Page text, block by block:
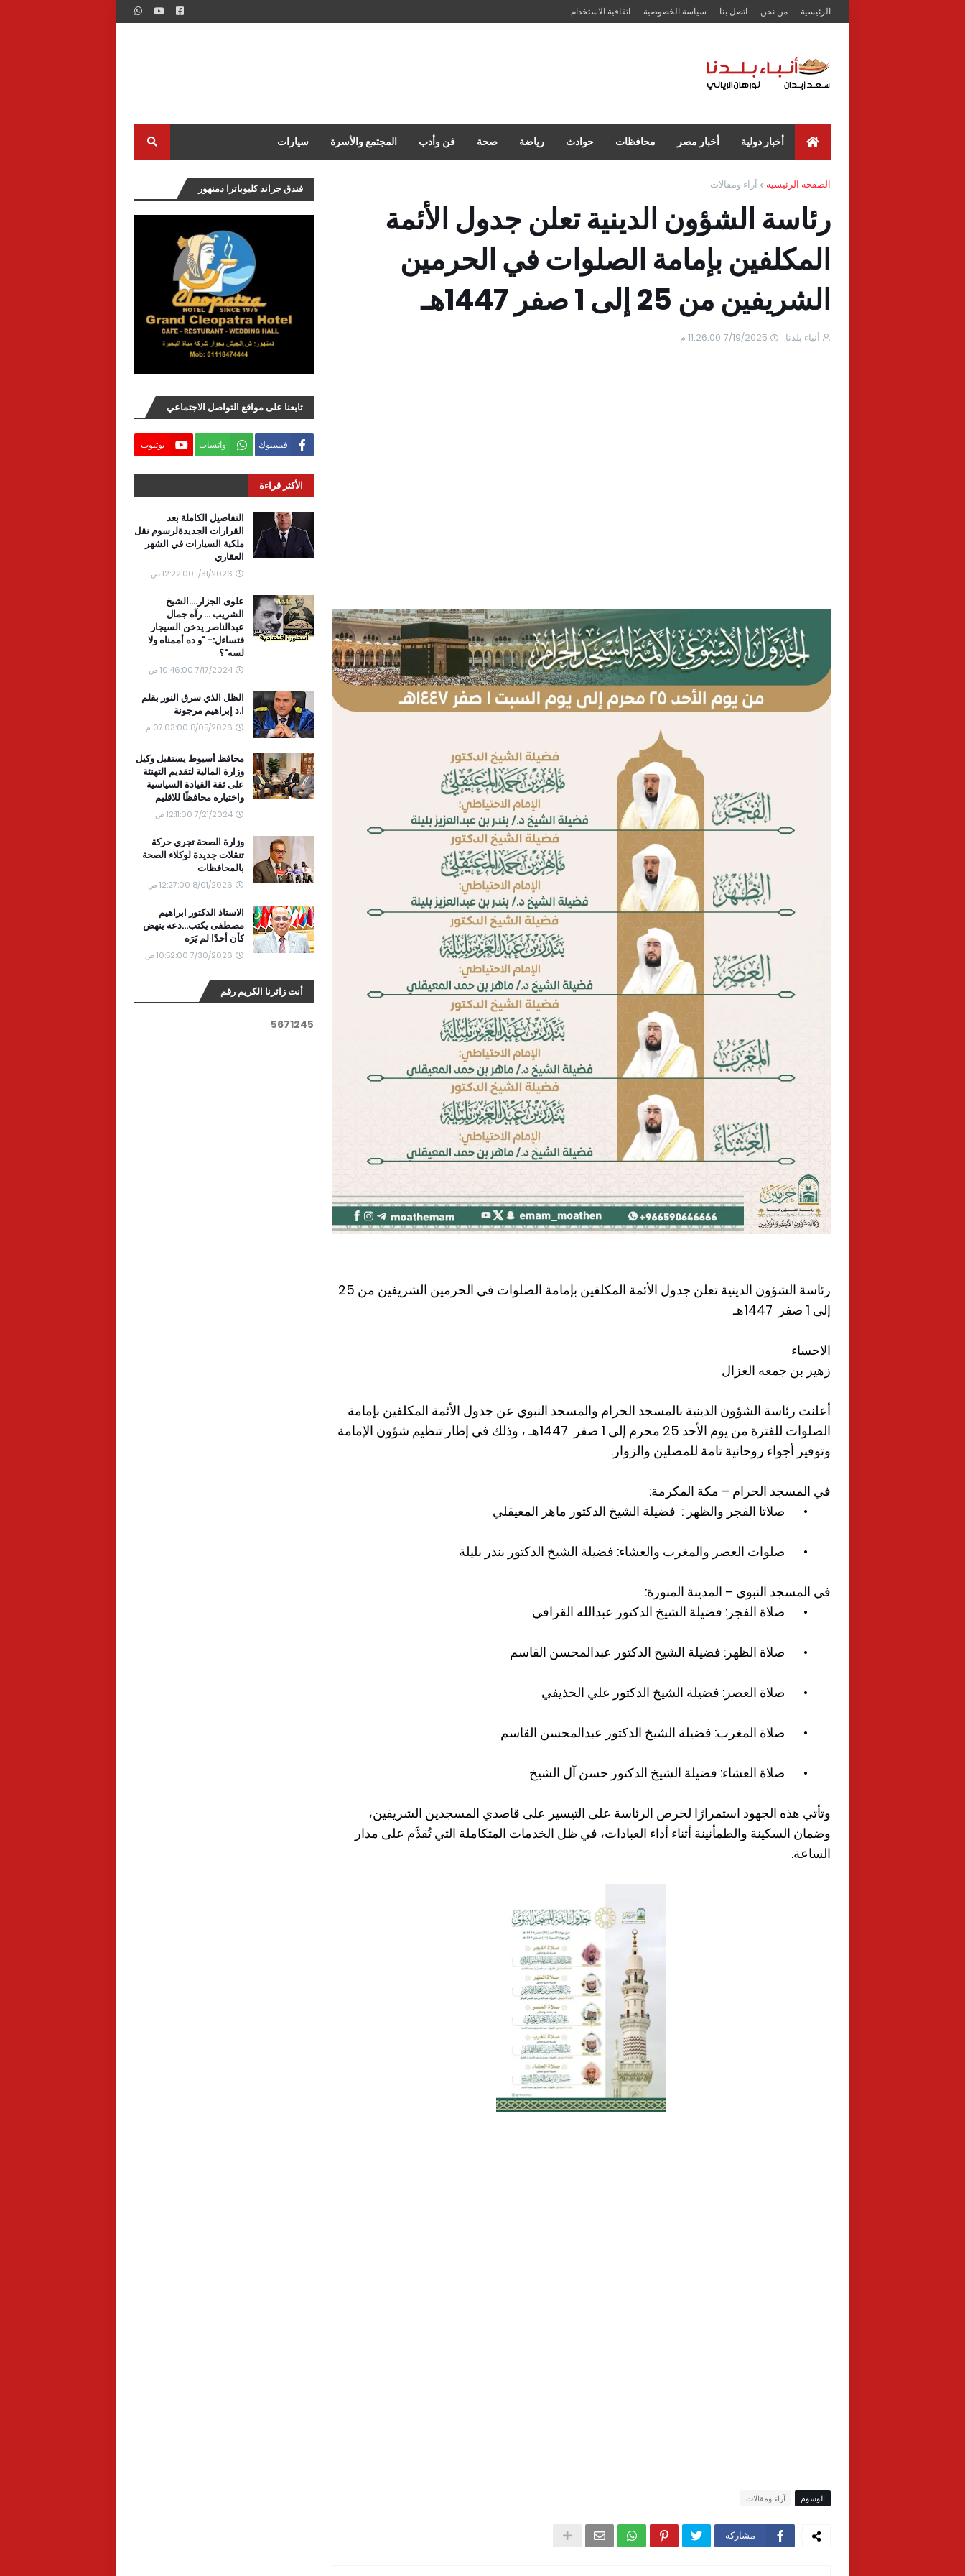
الرئيسية من نحن اتصل بنا سياسة الخصوصية اتفاقية الاستخدام
أخبار دولية أخبار مصر محافظات حوادث رياضة صحة فن وأدب المجتمع والأسرة سيارات
الصفحة الرئيسية آراء ومقالات
رئاسة الشؤون الدينية تعلن جدول الأئمة
المكلفين بإمامة الصلوات في الحرمين
الشريفين من 25 إلى 1 صفر 1447هـ
أنباء بلدنا 7/19/2025 11:26:00 م
رئاسة الشؤون الدينية تعلن جدول الأئمة المكلفين بإمامة الصلوات في الحرمين الشريفين من 25
إلى 1 صفر 1447هـ
الاحساء
زهير بن جمعه الغزال
أعلنت رئاسة الشؤون الدينية بالمسجد الحرام والمسجد النبوي عن جدول الأئمة المكلفين بإمامة
الصلوات للفترة من يوم الأحد 25 محرم إلى 1 صفر 1447هـ ، وذلك في إطار تنظيم شؤون الإمامة
وتوفير أجواء روحانية تامة للمصلين والزوار.
في المسجد الحرام – مكة المكرمة:
•
صلاتا الفجر والظهر : فضيلة الشيخ الدكتور ماهر المعيقلي
• صلوات العصر والمغرب والعشاء: فضيلة الشيخ الدكتور بندر بليلة
في المسجد النبوي – المدينة المنورة:
•
صلاة الفجر: فضيلة الشيخ الدكتور عبدالله القرافي
• صلاة الظهر: فضيلة الشيخ الدكتور عبدالمحسن القاسم
• صلاة العصر: فضيلة الشيخ الدكتور علي الحذيفي
• صلاة المغرب: فضيلة الشيخ الدكتور عبدالمحسن القاسم
• صلاة العشاء: فضيلة الشيخ الدكتور حسن آل الشيخ
وتأتي هذه الجهود استمرارًا لحرص الرئاسة على التيسير على قاصدي المسجدين الشريفين،
وضمان السكينة والطمأنينة أثناء أداء العبادات، في ظل الخدمات المتكاملة التي تُقدَّم على مدار
الساعة.
الوسوم آراء ومقالات
مشاركة
فندق جراند كليوباترا دمنهور
تابعنا على مواقع التواصل الاجتماعي
فيسبوك واتساب يوتيوب
الأكثر قراءة
التفاصيل الكاملة بعد
القرارات الجديدةلرسوم نقل
ملكية السيارات في الشهر
العقاري
1/31/2026 12:22:00 ص
علوى الجزار....الشيخ
الشريب ... رآه جمال
عبدالناصر يدخن السيجار
فتساءل:- "و ده أممناه ولا
لسه"؟
7/17/2024 10:46:00 ص
الظل الذي سرق النور بقلم
ا.د إبراهيم مرجونة
8/05/2026 07:03:00 م
محافظ أسيوط يستقبل وكيل
وزارة المالية لتقديم التهنئة
على ثقة القيادة السياسية
واختياره محافظًا للاقليم
7/21/2024 12:11:00 ص
وزارة الصحة تجري حركة
تنقلات جديدة لوكلاء الصحة
بالمحافظات
8/01/2026 12:27:00 ص
الاستاذ الدكتور ابراهيم
مصطفى يكتب...دعه ينهض
كأن أحدًا لم يَرَه
7/30/2026 10:52:00 ص
أنت زائرنا الكريم رقم
5671245